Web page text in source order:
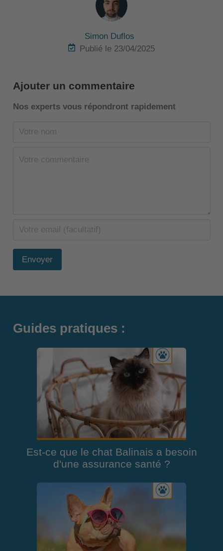
Simon Duflos
Publié le 23/04/2025
Ajouter un commentaire
Nos experts vous répondront rapidement
Envoyer
Guides pratiques :
Est-ce que le chat Balinais a besoin
d'une assurance santé ?